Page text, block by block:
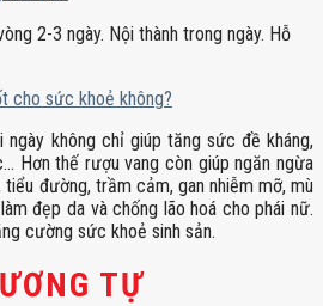
2-3 ngày. Nội thành trong ngày. Hỗ
cho sức khoẻ không?
không chỉ giúp tăng sức đề kháng,
Hơn thế rượu vang còn giúp ngăn ngừa
đường, trầm cảm, gan nhiễm mỡ, mù
đẹp da và chống lão hoá cho phái nữ.
cường sức khoẻ sinh sản.
TỰ